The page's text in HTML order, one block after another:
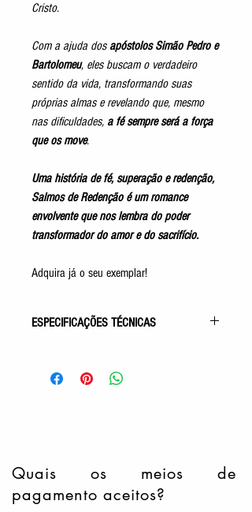
Cristo.
Com a ajuda dos apóstolos Simão Pedro e
Bartolomeu, eles buscam o verdadeiro
sentido da vida, transformando suas
próprias almas e revelando que, mesmo
nas dificuldades, a fé sempre será a força
que os move.
Uma história de fé, superação e redenção,
Salmos de Redenção é um romance
envolvente que nos lembra do poder
transformador do amor e do sacrifício.
Adquira já o seu exemplar!
ESPECIFICAÇÕES TÉCNICAS
Acabamento: Capa Comum
Autor: Gilvanize Balbino Pereira
Editora: Vida Consciência
Quais os meios de
pagamento aceitos?